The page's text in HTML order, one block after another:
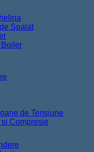
Spalat
Boiler
de Tensiune
Compresie